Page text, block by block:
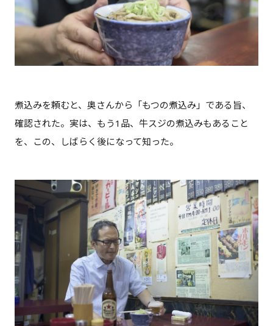
煮込みを頼むと、奥さんから「もつの煮込み」である旨、
確認された。実は、もう1品、牛スジの煮込みもあること
を、この、しばらく後になって知った。